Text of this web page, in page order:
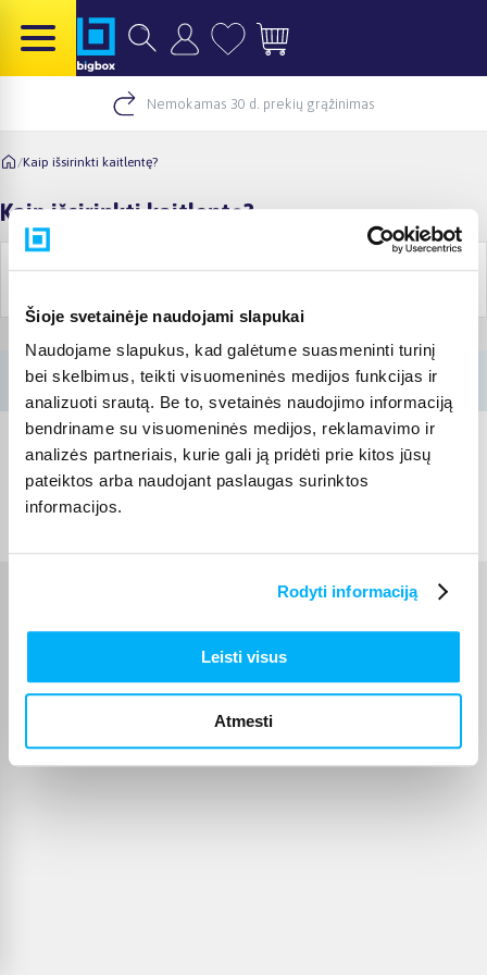
Šioje svetainėje naudojami slapukai
Naudojame slapukus, kad galėtume suasmeninti turinį
bei skelbimus, teikti visuomeninės medijos funkcijas ir
analizuoti srautą. Be to, svetainės naudojimo informaciją
bendriname su visuomeninės medijos, reklamavimo ir
analizės partneriais, kurie gali ją pridėti prie kitos jūsų
pateiktos arba naudojant paslaugas surinktos
informacijos.
Rodyti informaciją
Leisti visus
Atmesti
Nemokamas 30 d. prekių grąžinimas
/Kaip išsirinkti kaitlentę?
Kaip išsirinkti kaitlentę?
Informacija
Pirkimo
Akcijos ir